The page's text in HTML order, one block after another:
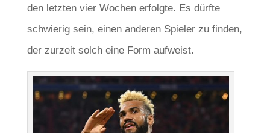
den letzten vier Wochen erfolgte. Es dürfte
schwierig sein, einen anderen Spieler zu finden,
der zurzeit solch eine Form aufweist.